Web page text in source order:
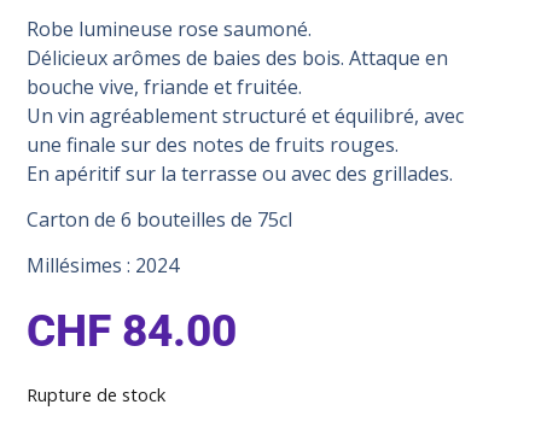
Robe lumineuse rose saumoné.
Délicieux arômes de baies des bois. Attaque en
bouche vive, friande et fruitée.
Un vin agréablement structuré et équilibré, avec
une finale sur des notes de fruits rouges.
En apéritif sur la terrasse ou avec des grillades.
Carton de 6 bouteilles de 75cl
Millésimes : 2024
CHF 84.00
Rupture de stock